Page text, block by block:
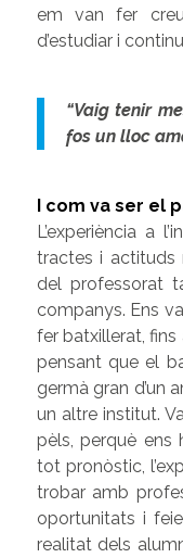
em van fer
d’estudiar i
“Vaig tenir
fos un lloc
I com va ser el
L’experiència a
tractes i actituds
del professorat
companys. Ens
fer batxillerat,
pensant que el
germà gran d’un
un altre institut.
pèls, perquè ens
tot pronòstic,
trobar amb
oportunitats i
realitat dels